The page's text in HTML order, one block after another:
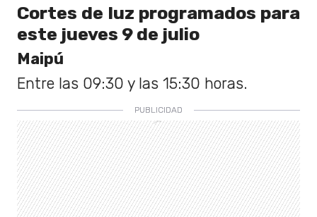
Cortes de luz programados para
este jueves 9 de julio
Maipú
Entre las 09:30 y las 15:30 horas.